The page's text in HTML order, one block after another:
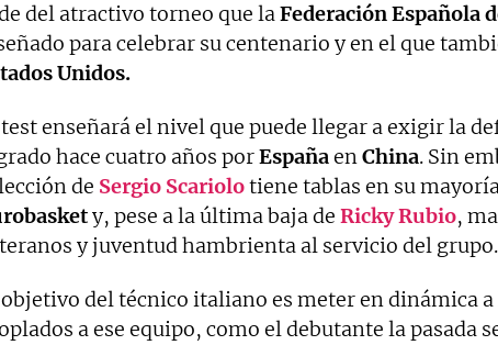
del atractivo torneo que laFederación Española
para celebrar su centenario y en el que
Unidos.
enseñará el nivel que puede llegar a exigir la
hace cuatro años porEspañaenChina. Sin
de Sergio Scariolotiene tablas en su
y, pese a la última baja de Ricky Rubio,
y juventud hambrienta al servicio del grupo.
del técnico italiano es meter en dinámica a
a ese equipo, como el debutante la pasada